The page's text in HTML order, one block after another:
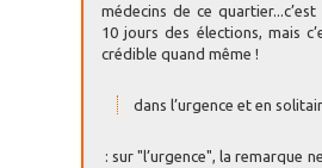
médecins de ce
10 jours des élections, mais
crédible quand même !
dans l’urgence et en
: sur "l’urgence", la remarque